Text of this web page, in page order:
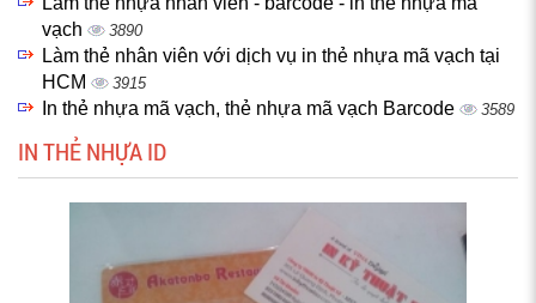
vạch
3890
Làm thẻ nhân viên với dịch vụ in thẻ nhựa mã vạch tại
HCM
3915
In thẻ nhựa mã vạch, thẻ nhựa mã vạch Barcode 3589
IN THẺ NHỰA ID